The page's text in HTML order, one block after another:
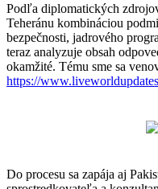
Podľa diplomatických
Teheránu kombináciou
bezpečnosti, jadrového
teraz analyzuje obsah
okamžité. Tému sme sa
https://
Do procesu sa zapája aj